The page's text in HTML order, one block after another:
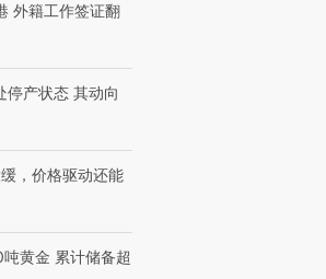
外籍工作签证翻
停产状态 其动向
，价格驱动还能
黄金 累计储备超